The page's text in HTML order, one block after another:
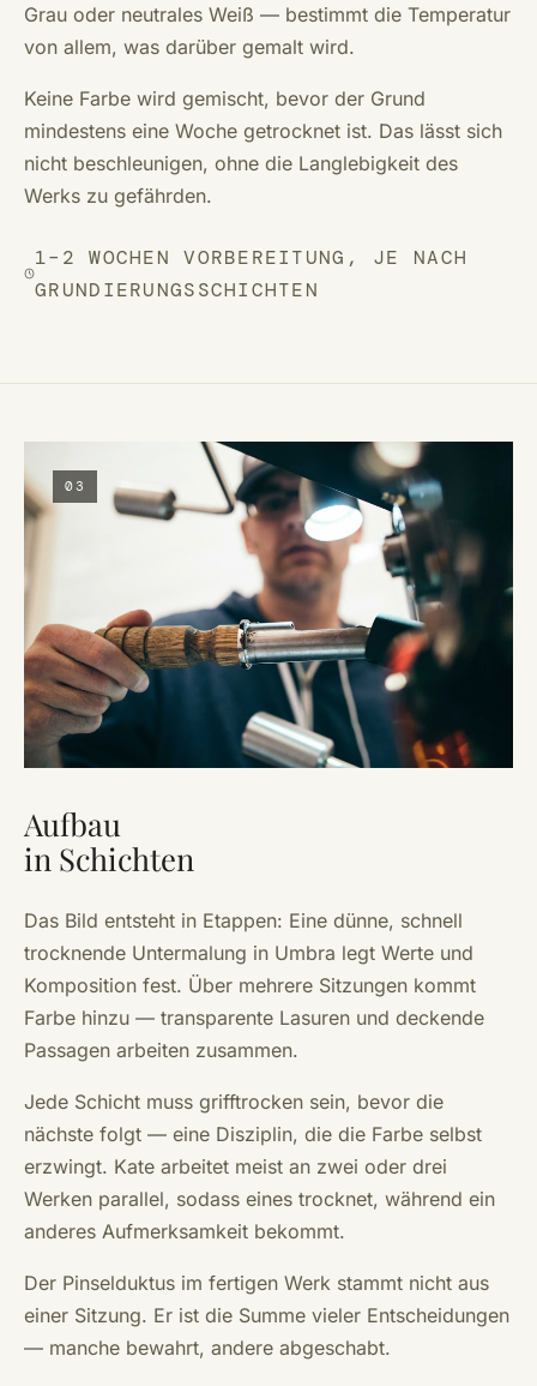
Grau oder neutrales Weiß — bestimmt die Temperatur
von allem, was darüber gemalt wird.
Keine Farbe wird gemischt, bevor der Grund
mindestens eine Woche getrocknet ist. Das lässt sich
nicht beschleunigen, ohne die Langlebigkeit des
Werks zu gefährden.
1–2 WOCHEN VORBEREITUNG, JE NACH
GRUNDIERUNGSSCHICHTEN
03
Aufbau
in Schichten
Das Bild entsteht in Etappen: Eine dünne, schnell
trocknende Untermalung in Umbra legt Werte und
Komposition fest. Über mehrere Sitzungen kommt
Farbe hinzu — transparente Lasuren und deckende
Passagen arbeiten zusammen.
Jede Schicht muss grifftrocken sein, bevor die
nächste folgt — eine Disziplin, die die Farbe selbst
erzwingt. Kate arbeitet meist an zwei oder drei
Werken parallel, sodass eines trocknet, während ein
anderes Aufmerksamkeit bekommt.
Der Pinselduktus im fertigen Werk stammt nicht aus
einer Sitzung. Er ist die Summe vieler Entscheidungen
— manche bewahrt, andere abgeschabt.